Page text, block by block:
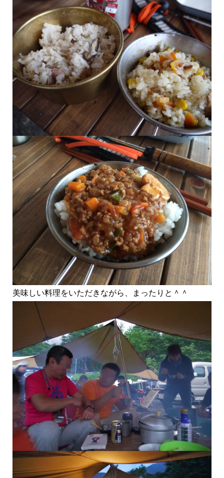
美味しい料理をいただきながら、まったりと＾＾